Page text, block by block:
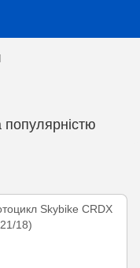
популярністю